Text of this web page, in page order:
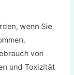
wenn Sie
von
und Toxizität